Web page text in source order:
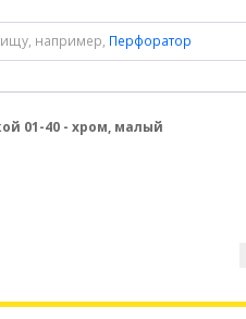
например, Перфоратор
01-40 - хром, малый